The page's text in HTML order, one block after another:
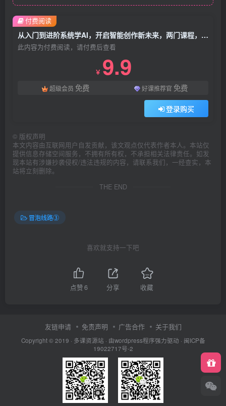
从入门到进阶系统学AI，开启智能创作新未来，两门课程，全面提升你的AI创作能力
此内容为付费阅读，请付费后查看
￥ 9.9
超级会员 免费 好课推荐官 免费
登录购买
付费阅读
© 版权声明
本文内容由互联网用户自发贡献，该文观点仅代表作者本人。本站仅
提供信息存储空间服务，不拥有所有权，不承担相关法律责任。如发
现本站有涉嫌抄袭侵权/违法违规的内容，请联系我们，一经查实，本
站将立刻删除。
THE END
冒泡线路③
喜欢就支持一下吧
点赞6 分享 收藏
友链申请 免责声明 广告合作 关于我们
Copyright © 2019 · 多课资源站 · 由wordpress程序强力驱动 · 闽ICP备
19022717号-2